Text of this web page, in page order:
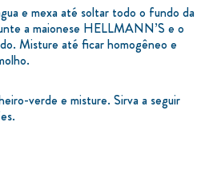
e mexa até soltar todo o fundo da
a maionese HELLMANN’S e o
Misture até ficar homogêneo e
verde e misture. Sirva a seguir